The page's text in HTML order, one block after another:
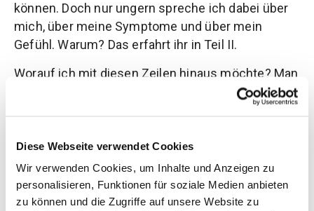
Diese Webseite verwendet Cookies
Wir verwenden Cookies, um Inhalte und Anzeigen zu
personalisieren, Funktionen für soziale Medien anbieten
zu können und die Zugriffe auf unsere Website zu
können. Doch nur ungern spreche ich dabei über
mich, über meine Symptome und über mein
Gefühl. Warum? Das erfahrt ihr in Teil II.
Worauf ich mit diesen Zeilen hinaus möchte? Man
sieht einem Menschen die Schmerzen, die er
vielleicht hat, nicht an. Und nicht jeder spricht gern
nicht gut gehen, könnt ihr das ruhig ansprechen,
den Austausch und die Unterstützung suchen.
(Von) Alleine wird es nicht besser.